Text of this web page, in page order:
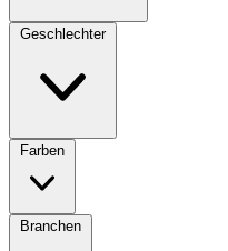
Geschlechter
Farben
Branchen